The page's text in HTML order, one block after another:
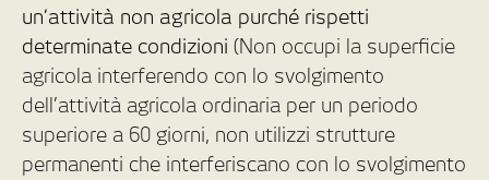
un’attività non agricola purché rispetti
determinate condizioni (Non occupi la superficie
agricola interferendo con lo svolgimento
dell’attività agricola ordinaria per un periodo
superiore a 60 giorni, non utilizzi strutture
permanenti che interferiscano con lo svolgimento